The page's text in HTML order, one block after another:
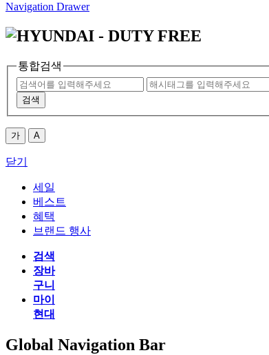
Navigation Drawer
통합검색
검색
가 A
닫기
세일
베스트
혜택
브랜드 행사
검색
장바
구니
마이
현대
Global Navigation Bar